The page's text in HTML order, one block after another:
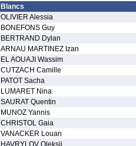
Blancs
OLIVIER Alessia
BONEFONS Guy
BERTRAND Dylan
ARNAU MARTINEZ Izan
EL AOUAJI Wassim
CUTZACH Camille
PATOT Sacha
LUMARET Nina
SAURAT Quentin
MUNOZ Yannis
CHRISTOL Gaia
VANACKER Louan
HAVRYLOV Oleksii